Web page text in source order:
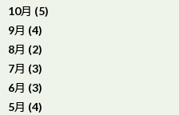
10月 (5)
9月 (4)
8月 (2)
7月 (3)
6月 (3)
5月 (4)